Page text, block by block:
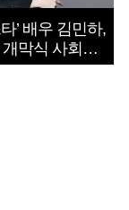
’ 배우 김민하,
막식 사회자